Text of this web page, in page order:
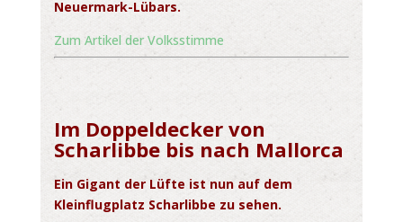
Neuermark-Lübars.
Zum Artikel der Volksstimme
Im Doppeldecker von
Scharlibbe bis nach Mallorca
Ein Gigant der Lüfte ist nun auf dem
Kleinflugplatz Scharlibbe zu sehen.